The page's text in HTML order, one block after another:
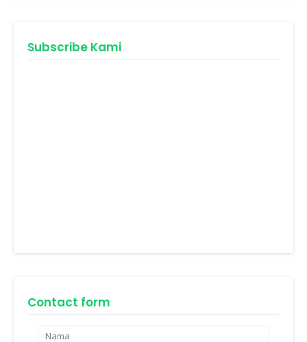
Subscribe Kami
Contact form